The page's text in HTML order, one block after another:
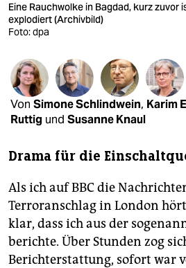
verlag
veranstaltungen
shop
fragen & hilfe
unterstützen
abo
epaper login
Eine Rauchwolke in Bagdad, kurz zuvor
explodiert (Archivbild)
Foto: dpa
Von Simone Schlindwein, Karim
Ruttig und Susanne Knaul
Drama für die
Als ich auf BBC die
Terroranschlag in London
klar, dass ich aus der
berichte. Über Stunden zog
Berichterstattung, sofort war